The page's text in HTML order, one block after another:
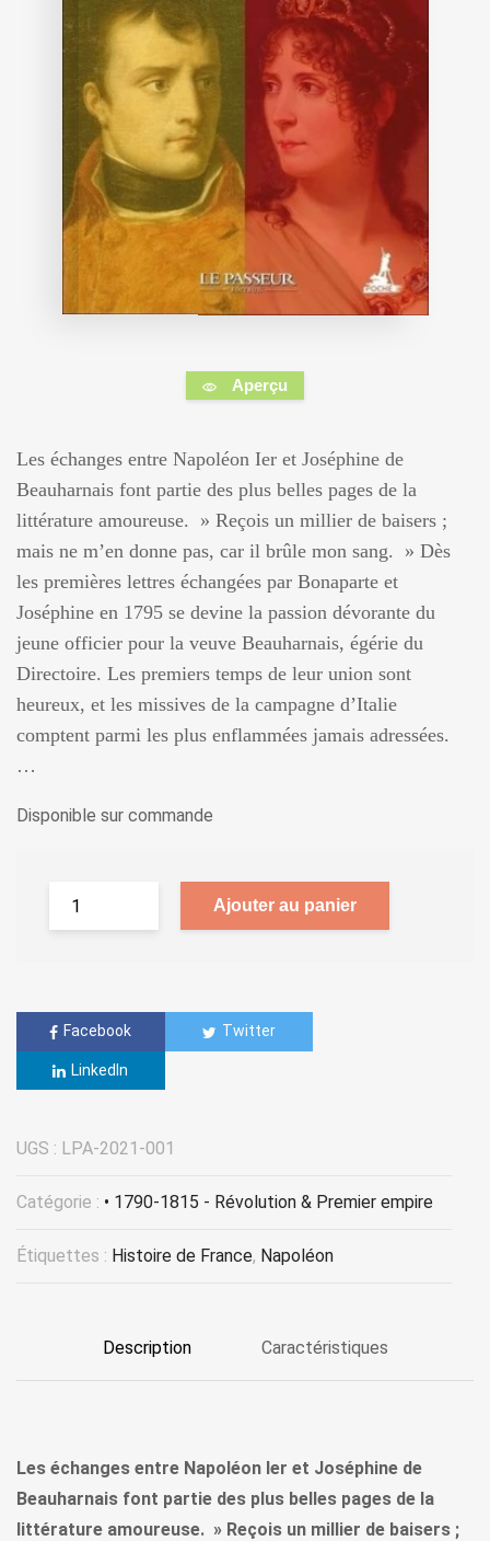
Aperçu
Les échanges entre Napoléon Ier et Joséphine de
Beauharnais font partie des plus belles pages de la
littérature amoureuse. » Reçois un millier de baisers ;
mais ne m’en donne pas, car il brûle mon sang. » Dès
les premières lettres échangées par Bonaparte et
Joséphine en 1795 se devine la passion dévorante du
jeune officier pour la veuve Beauharnais, égérie du
Directoire. Les premiers temps de leur union sont
heureux, et les missives de la campagne d’Italie
comptent parmi les plus enflammées jamais adressées.
…
Disponible sur commande
Ajouter au panier
Facebook Twitter
LinkedIn
UGS : LPA-2021-001
Catégorie : • 1790-1815 - Révolution & Premier empire
Étiquettes : Histoire de France, Napoléon
Description Caractéristiques
Les échanges entre Napoléon Ier et Joséphine de
Beauharnais font partie des plus belles pages de la
littérature amoureuse. » Reçois un millier de baisers ;